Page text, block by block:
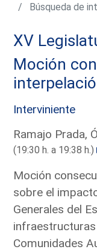
Búsqueda de
XV
Moción
Interviniente
Ramajo Prada,
(19:30 h. a 19:38 h.)
Moción
sobre el
Generales del
Comunidades